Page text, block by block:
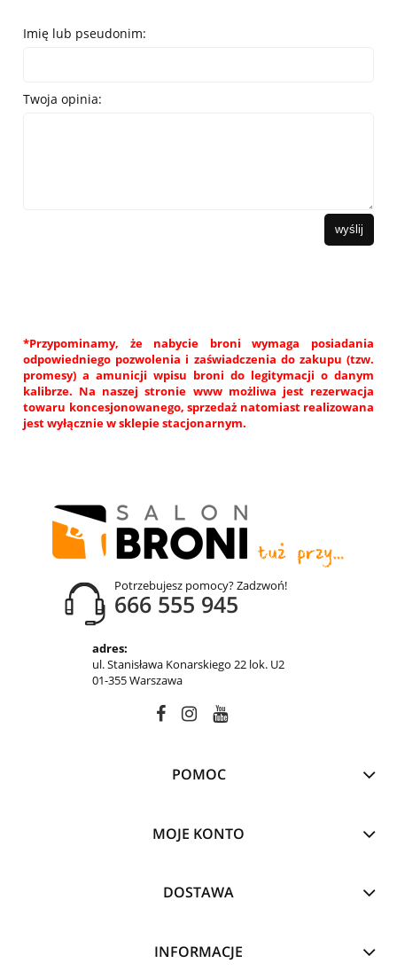
Imię lub pseudonim:
Twoja opinia:
wyślij
*Przypominamy, że nabycie broni wymaga posiadania
odpowiedniego pozwolenia i zaświadczenia do zakupu (tzw.
promesy) a amunicji wpisu broni do legitymacji o danym
kalibrze. Na naszej stronie www możliwa jest rezerwacja
towaru koncesjonowanego, sprzedaż natomiast realizowana
jest wyłącznie w sklepie stacjonarnym.
Potrzebujesz pomocy? Zadzwoń!
666 555 945
adres:
ul. Stanisława Konarskiego 22 lok. U2
01-355 Warszawa
POMOC
MOJE KONTO
DOSTAWA
INFORMACJE